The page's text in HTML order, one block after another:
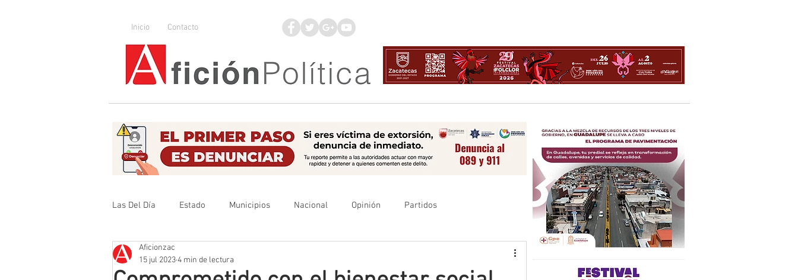
Inicio Contacto
Las Del Día Estado Municipios Nacional Opinión Partidos
Que no se olvide
Aficionzac
15 jul 20234 min de lectura